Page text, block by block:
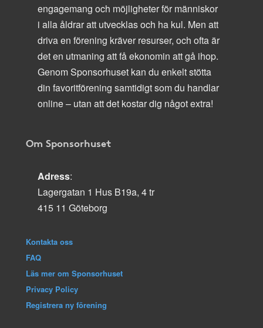
engagemang och möjligheter för människor
i alla åldrar att utvecklas och ha kul. Men att
driva en förening kräver resurser, och ofta är
det en utmaning att få ekonomin att gå ihop.
Genom Sponsorhuset kan du enkelt stötta
din favoritförening samtidigt som du handlar
online – utan att det kostar dig något extra!
Om Sponsorhuset
Adress:
Lagergatan 1 Hus B19a, 4 tr
415 11 Göteborg
Kontakta oss
FAQ
Läs mer om Sponsorhuset
Privacy Policy
Registrera ny förening